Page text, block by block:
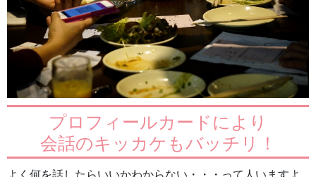
プロフィールカードにより
会話のキッカケもバッチリ！